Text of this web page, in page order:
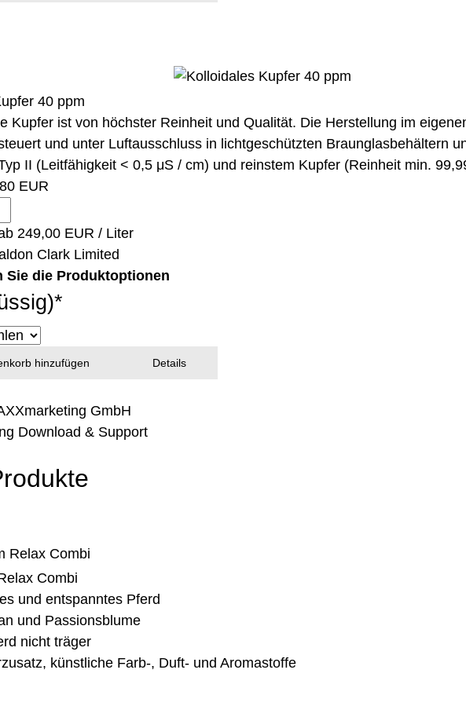
40 ppm
Kupfer ist von höchster Reinheit und Qualität. Die Herstellung im
und unter Luftausschluss in lichtgeschützten Braunglasbehältern
II (Leitfähigkeit < 0,5 μS / cm) und reinstem Kupfer (Reinheit min.
EUR
249,00 EUR / Liter
Clark Limited
Sie die Produktoptionen
*
hinzufügen Details
GmbH
Download & Support
Combi
und entspanntes Pferd
und Passionsblume
nicht träger
künstliche Farb-, Duft- und Aromastoffe